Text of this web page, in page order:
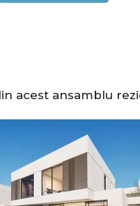
acest ansamblu